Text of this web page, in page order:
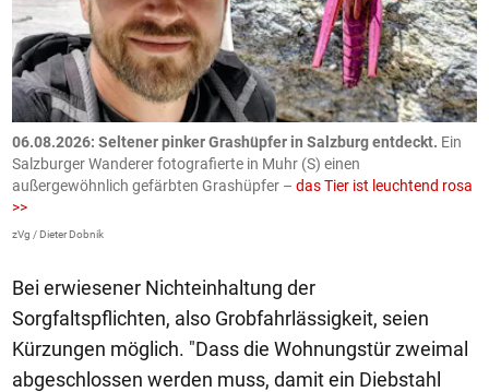
06.08.2026: Seltener pinker Grashüpfer in Salzburg entdeckt. Ein
Salzburger Wanderer fotografierte in Muhr (S) einen
außergewöhnlich gefärbten Grashüpfer – das Tier ist leuchtend rosa
>>
zVg / Dieter Dobnik
Bei erwiesener Nichteinhaltung der
Sorgfaltspflichten, also Grobfahrlässigkeit, seien
Kürzungen möglich. "Dass die Wohnungstür zweimal
abgeschlossen werden muss, damit ein Diebstahl